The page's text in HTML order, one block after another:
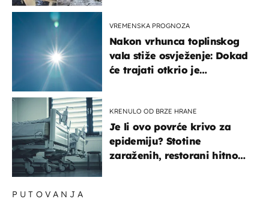
VREMENSKA PROGNOZA
Nakon vrhunca toplinskog
vala stiže osvježenje: Dokad
će trajati otkrio je
KRENULO OD BRZE HRANE
Je li ovo povrće krivo za
epidemiju? Stotine
zaraženih, restorani hitno
PUTOVANJA